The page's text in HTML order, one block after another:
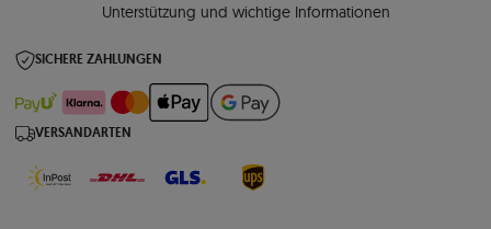
Unterstützung und wichtige Informationen
SICHERE ZAHLUNGEN
VERSANDARTEN